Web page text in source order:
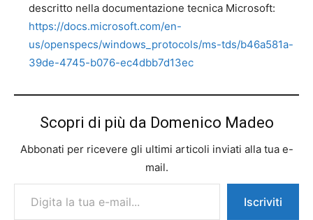
descritto nella documentazione tecnica Microsoft:
https://docs.microsoft.com/en-
us/openspecs/windows_protocols/ms-tds/b46a581a-
39de-4745-b076-ec4dbb7d13ec
Scopri di più da Domenico Madeo
Abbonati per ricevere gli ultimi articoli inviati alla tua e-
mail.
Digita la tua e-mail...
Iscriviti